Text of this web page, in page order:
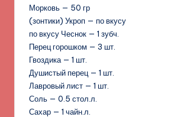
Морковь — 50 гр
(зонтики) Укроп — по вкусу
по вкусу Чеснок — 1 зубч.
Перец горошком — 3 шт.
Гвоздика — 1 шт.
Душистый перец — 1 шт.
Лавровый лист — 1 шт.
Соль — 0.5 стол.л.
Сахар — 1 чайн.л.